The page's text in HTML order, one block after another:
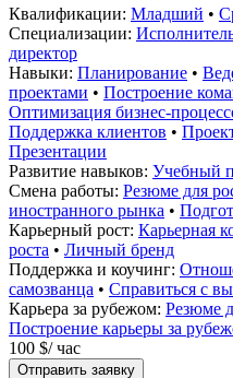
Квалификации: Младший •
Специализации:
директор
Навыки: Планирование •
проектами • Построение
Оптимизация бизнес-
Поддержка клиентов •
Презентации
Развитие навыков: Учебный
Смена работы: Резюме для
иностранного рынка •
Карьерный рост: Карьерная
роста • Личный бренд
Поддержка и коучинг:
самозванца • Справиться с
Карьера за рубежом: Резюме
Построение карьеры за
100 $/ час
Отправить заявку